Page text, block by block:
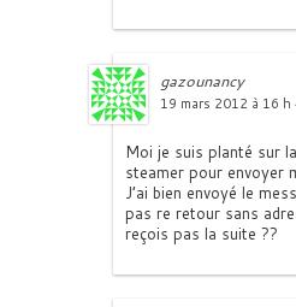
gazounancy
19 mars 2012 à 16 h
Moi je suis planté sur
steamer pour envoyer
J’ai bien envoyé le
pas re retour sans
reçois pas la suite ??